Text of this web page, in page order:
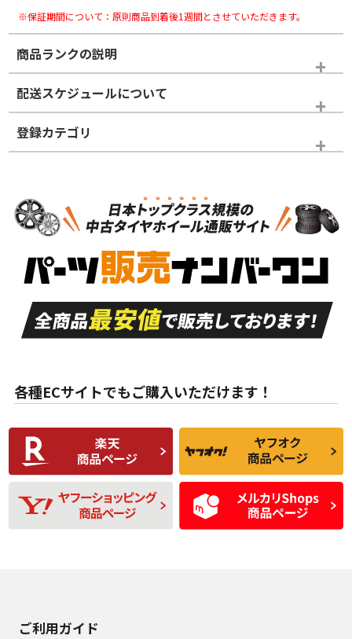
※保証期間について：原則商品到着後1週間とさせていただきます。
商品ランクの説明
※商品ランクは出品者の主観により判断しておりますので、あら
かじめご了承ください。
ホイールランク
S
品）
S
新車外し品（新古
付き
A
走行距離も少なく、
目立つ傷もほとんど
ない中古品
A
走行距離も少なく、
非常に状態の良い中
古品
な中古品
んどない中古品
C
比較的きれいな中古
品
C
られるが、使用に問
題のない中古品
D
使用感や目立つ傷が
あり、一般的な中古
品
D
残り溝も少なく、偏
磨耗がみられ、短期
間使用できるくらい
の中古品
配送スケジュールについて
登録カテゴリ
スタッドレスタイヤホイールセット
各種ECサイトでもご購入いただけます！
ご利用ガイド